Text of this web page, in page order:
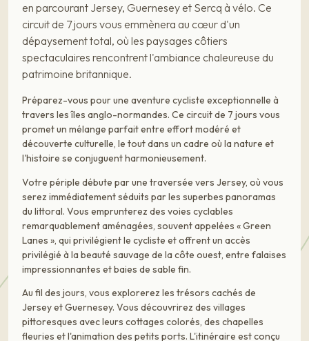
en parcourant Jersey, Guernesey et Sercq à vélo. Ce
circuit de 7 jours vous emmènera au cœur d'un
dépaysement total, où les paysages côtiers
spectaculaires rencontrent l'ambiance chaleureuse du
patrimoine britannique.
Préparez-vous pour une aventure cycliste exceptionnelle à
travers les îles anglo-normandes. Ce circuit de 7 jours vous
promet un mélange parfait entre effort modéré et
découverte culturelle, le tout dans un cadre où la nature et
l'histoire se conjuguent harmonieusement.
Votre périple débute par une traversée vers Jersey, où vous
serez immédiatement séduits par les superbes panoramas
du littoral. Vous emprunterez des voies cyclables
remarquablement aménagées, souvent appelées « Green
Lanes », qui privilégient le cycliste et offrent un accès
privilégié à la beauté sauvage de la côte ouest, entre falaises
impressionnantes et baies de sable fin.
Au fil des jours, vous explorerez les trésors cachés de
Jersey et Guernesey. Vous découvrirez des villages
pittoresques avec leurs cottages colorés, des chapelles
fleuries et l'animation des petits ports. L'itinéraire est conçu